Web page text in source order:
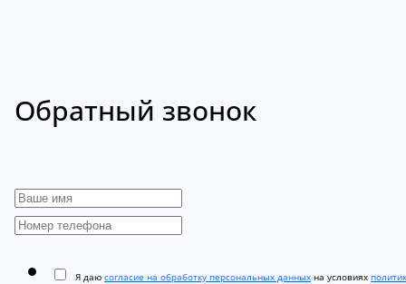
Обратный звонок
Я даю согласие на обработку персональных данных на условиях